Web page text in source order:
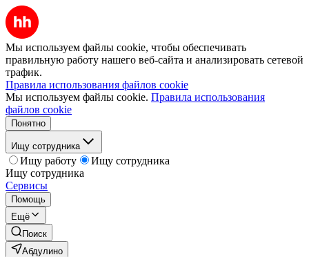
Мы используем файлы cookie, чтобы обеспечивать
правильную работу нашего веб-сайта и анализировать сетевой
трафик.
Правила использования файлов cookie
Мы используем файлы cookie. Правила использования
файлов cookie
Понятно
Ищу сотрудника
Ищу работу
Ищу сотрудника
Ищу сотрудника
Сервисы
Помощь
Ещё
Поиск
Абдулино